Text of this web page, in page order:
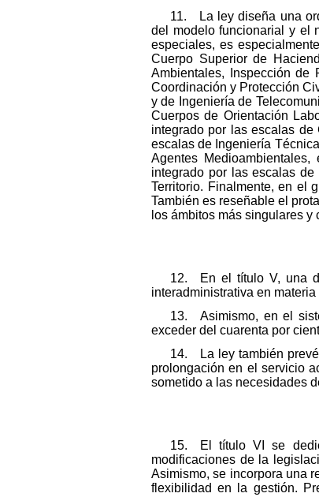
11. La ley diseña una
del modelo funcionarial y el
especiales, es
Cuerpo Superior de
Ambientales, Inspección de
Coordinación y Protección
y de Ingeniería de
Cuerpos de Orientación
integrado por las escalas
escalas de Ingeniería
Agentes
integrado por las escalas
Territorio. Finalmente, en el
También es reseñable el
los ámbitos más singulares y
12. En el título V, una
interadministrativa en
13. Asimismo, en el
exceder del cuarenta por
14. La ley también
prolongación en el servicio
sometido a las necesidades
15. El título VI se
modificaciones de la
Asimismo, se incorpora una
flexibilidad en la gestión.